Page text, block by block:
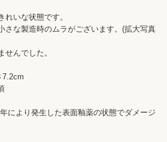
いな状態です。
さな製造時のムラがございます。(拡大写真
せんでした。
7.2cm
により発生した表面釉薬の状態でダメージ